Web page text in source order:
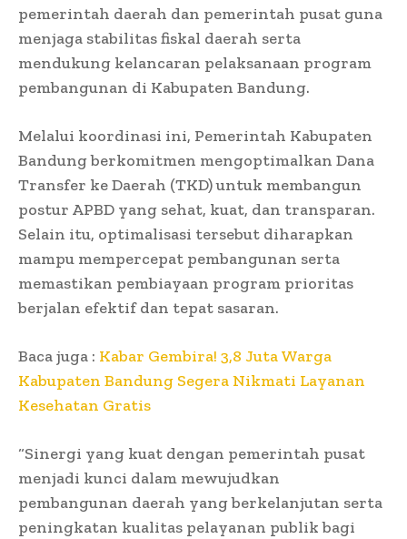
pemerintah daerah dan pemerintah pusat guna
menjaga stabilitas fiskal daerah serta
mendukung kelancaran pelaksanaan program
pembangunan di Kabupaten Bandung.
Melalui koordinasi ini, Pemerintah Kabupaten
Bandung berkomitmen mengoptimalkan Dana
Transfer ke Daerah (TKD) untuk membangun
postur APBD yang sehat, kuat, dan transparan.
Selain itu, optimalisasi tersebut diharapkan
mampu mempercepat pembangunan serta
memastikan pembiayaan program prioritas
berjalan efektif dan tepat sasaran.
Baca juga : Kabar Gembira! 3,8 Juta Warga
Kabupaten Bandung Segera Nikmati Layanan
Kesehatan Gratis
“Sinergi yang kuat dengan pemerintah pusat
menjadi kunci dalam mewujudkan
pembangunan daerah yang berkelanjutan serta
peningkatan kualitas pelayanan publik bagi